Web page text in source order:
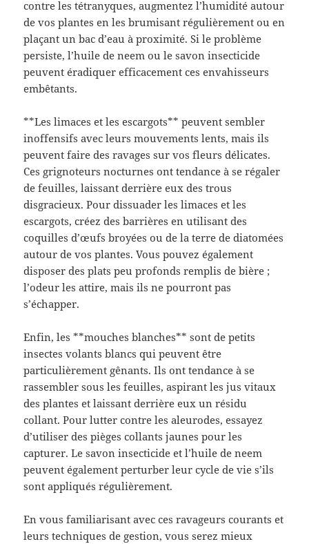
contre les tétranyques, augmentez l’humidité autour
de vos plantes en les brumisant régulièrement ou en
plaçant un bac d’eau à proximité. Si le problème
persiste, l’huile de neem ou le savon insecticide
peuvent éradiquer efficacement ces envahisseurs
embêtants.
**Les limaces et les escargots** peuvent sembler
inoffensifs avec leurs mouvements lents, mais ils
peuvent faire des ravages sur vos fleurs délicates.
Ces grignoteurs nocturnes ont tendance à se régaler
de feuilles, laissant derrière eux des trous
disgracieux. Pour dissuader les limaces et les
escargots, créez des barrières en utilisant des
coquilles d’œufs broyées ou de la terre de diatomées
autour de vos plantes. Vous pouvez également
disposer des plats peu profonds remplis de bière ;
l’odeur les attire, mais ils ne pourront pas
s’échapper.
Enfin, les **mouches blanches** sont de petits
insectes volants blancs qui peuvent être
particulièrement gênants. Ils ont tendance à se
rassembler sous les feuilles, aspirant les jus vitaux
des plantes et laissant derrière eux un résidu
collant. Pour lutter contre les aleurodes, essayez
d’utiliser des pièges collants jaunes pour les
capturer. Le savon insecticide et l’huile de neem
peuvent également perturber leur cycle de vie s’ils
sont appliqués régulièrement.
En vous familiarisant avec ces ravageurs courants et
leurs techniques de gestion, vous serez mieux